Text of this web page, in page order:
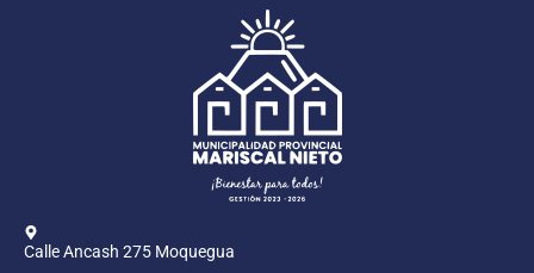
Calle Ancash 275 Moquegua